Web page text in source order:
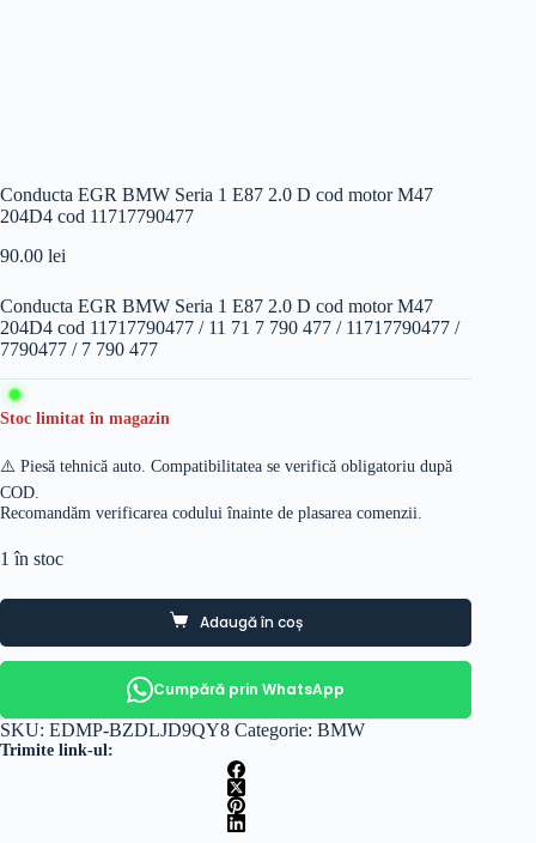
Conducta EGR BMW Seria 1 E87 2.0 D cod motor M47
204D4 cod 11717790477
90.00 lei
Conducta EGR BMW Seria 1 E87 2.0 D cod motor M47
204D4 cod 11717790477 / 11 71 7 790 477 / 11717790477 /
7790477 / 7 790 477
Stoc limitat în magazin
⚠️ Piesă tehnică auto. Compatibilitatea se verifică obligatoriu după
COD.
Recomandăm verificarea codului înainte de plasarea comenzii.
1 în stoc
Adaugă în coș
Cumpără prin WhatsApp
SKU: EDMP-BZDLJD9QY8 Categorie: BMW
Trimite link-ul: